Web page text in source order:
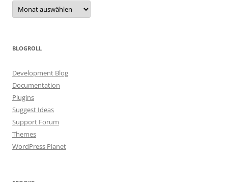
Archiv
BLOGROLL
Development Blog
Documentation
Plugins
Suggest Ideas
Support Forum
Themes
WordPress Planet